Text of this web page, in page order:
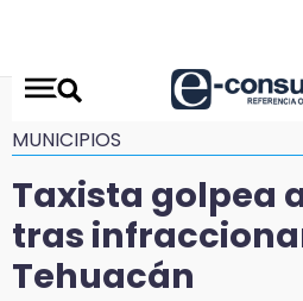
MUNICIPIOS
Taxista golpea
tras
Tehuacán